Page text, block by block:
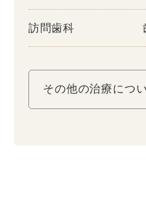
訪問歯科
その他の治療につ